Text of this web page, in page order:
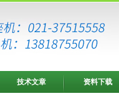
技术文章 资料下载